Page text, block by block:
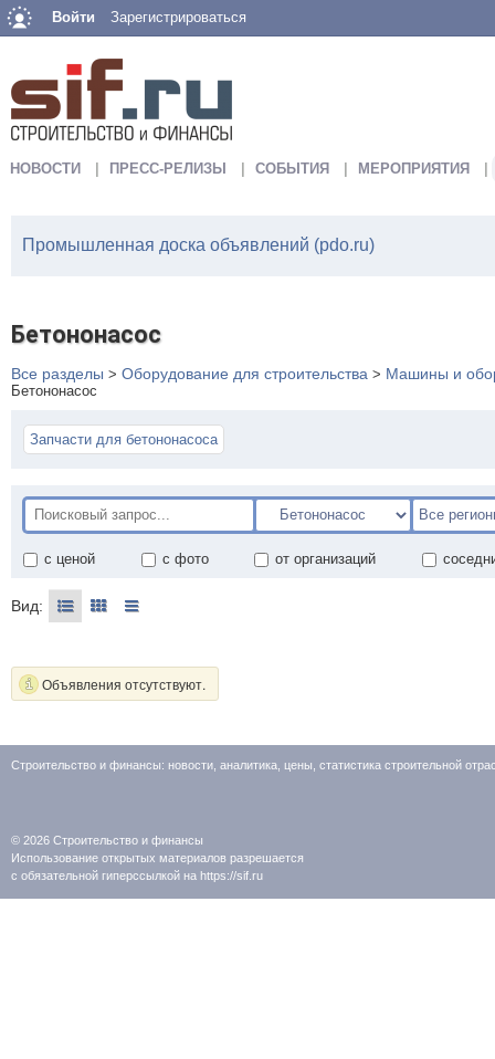
Войти Зарегистрироваться
НОВОСТИ ПРЕСС-РЕЛИЗЫ СОБЫТИЯ МЕРОПРИЯТИЯ
Промышленная доска объявлений (pdo.ru)
Бетононасос
Все разделы > Оборудование для строительства > Машины и
Бетононасос
Запчасти для бетононасоса
с ценой с фото от организаций
Вид:
Объявления отсутствуют.
Строительство и финансы: новости, аналитика, цены, статистика строительной
© 2026 Строительство и финансы
Использование открытых материалов разрешается
с обязательной гиперссылкой на https://sif.ru